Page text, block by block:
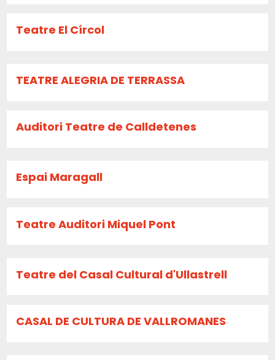
Teatre El Círcol
TEATRE ALEGRIA DE TERRASSA
Auditori Teatre de Calldetenes
Espai Maragall
Teatre Auditori Miquel Pont
Teatre del Casal Cultural d'Ullastrell
CASAL DE CULTURA DE VALLROMANES